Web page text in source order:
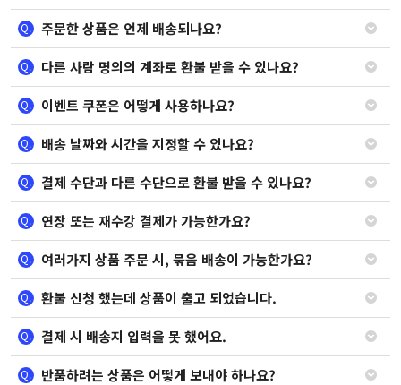
Q. 주문한 상품은 언제 배송되나요?
Q. 다른 사람 명의의 계좌로 환불 받을 수 있나요?
Q. 이벤트 쿠폰은 어떻게 사용하나요?
Q. 배송 날짜와 시간을 지정할 수 있나요?
Q. 결제 수단과 다른 수단으로 환불 받을 수 있나요?
Q. 연장 또는 재수강 결제가 가능한가요?
Q. 여러가지 상품 주문 시, 묶음 배송이 가능한가요?
Q. 환불 신청 했는데 상품이 출고 되었습니다.
Q. 결제 시 배송지 입력을 못 했어요.
Q. 반품하려는 상품은 어떻게 보내야 하나요?